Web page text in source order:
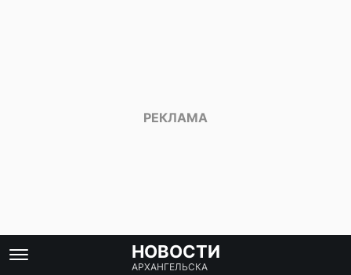
НОВОСТИ
АРХАНГЕЛЬСКА